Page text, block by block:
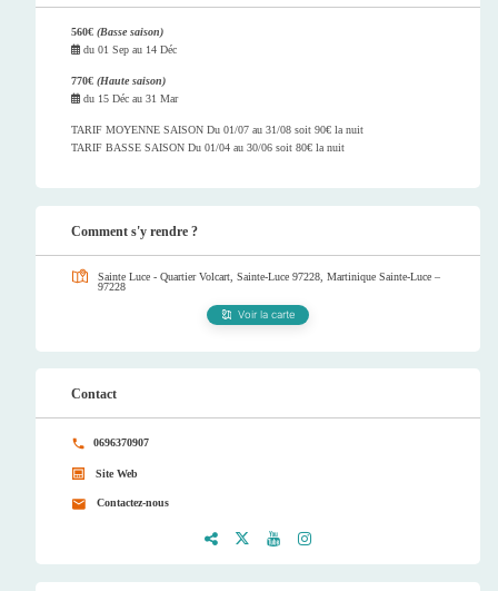
560€ (Basse saison)
du 01 Sep au 14 Déc
770€ (Haute saison)
du 15 Déc au 31 Mar
TARIF MOYENNE SAISON Du 01/07 au 31/08 soit 90€ la nuit
TARIF BASSE SAISON Du 01/04 au 30/06 soit 80€ la nuit
Comment s'y rendre ?
Sainte Luce - Quartier Volcart, Sainte-Luce 97228, Martinique Sainte-Luce –
97228
Voir la carte
Contact
0696370907
Site Web
Contactez-nous